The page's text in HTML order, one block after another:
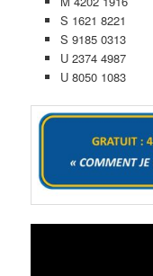
S 1621 8221
S 9185 0313
U 2374 4987
U 8050 1083